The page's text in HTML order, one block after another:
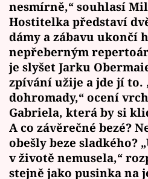
nesmírně,“ souhlasí
Hostitelka představí
dámy a zábavu ukončí
nepřeberným
je slyšet Jarku
zpívání užije a jde jí to.
dohromady,“ ocení
Gabriela, která by si
A co závěrečné bezé?
obešly beze sladkého?
v životě nemusela,“
stejně jako pusinka na